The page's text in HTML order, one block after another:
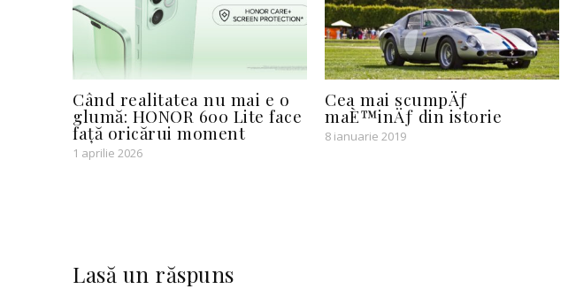
Când realitatea nu mai e o
glumă: HONOR 600 Lite face
față oricărui moment
1 aprilie 2026
Cea mai scumpÄƒ
maÈ™inÄƒ din istorie
8 ianuarie 2019
Lasă un răspuns